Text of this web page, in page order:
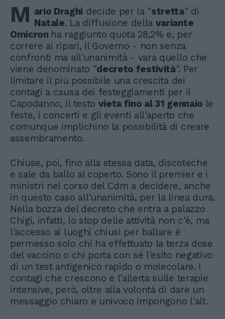
M ario Draghi decide per la "stretta" di
Natale. La diffusione della variante
Omicron ha raggiunto quota 28,2% e, per
correre ai ripari, il Governo - non senza
confronti ma all'unanimità - vara quello che
viene denominato "decreto festività". Per
limitare il più possibile una crescita dei
contagi a causa dei festeggiamenti per il
Capodanno, il testo vieta fino al 31 gennaio le
feste, i concerti e gli eventi all'aperto che
comunque implichino la possibilità di creare
assembramento.
Chiuse, poi, fino alla stessa data, discoteche
e sale da ballo al coperto. Sono il premier e i
ministri nel corso del Cdm a decidere, anche
in questo caso all'unanimità, per la linea dura.
Nella bozza del decreto che entra a palazzo
Chigi, infatti, lo stop delle attività non c'è, ma
l'accesso ai luoghi chiusi per ballare è
permesso solo chi ha effettuato la terza dose
del vaccino o chi porta con sé l'esito negativo
di un test antigenico rapido o molecolare. I
contagi che crescono e l'allerta sulle terapie
intensive, però, oltre alla volontà di dare un
messaggio chiaro e univoco impongono l'alt.